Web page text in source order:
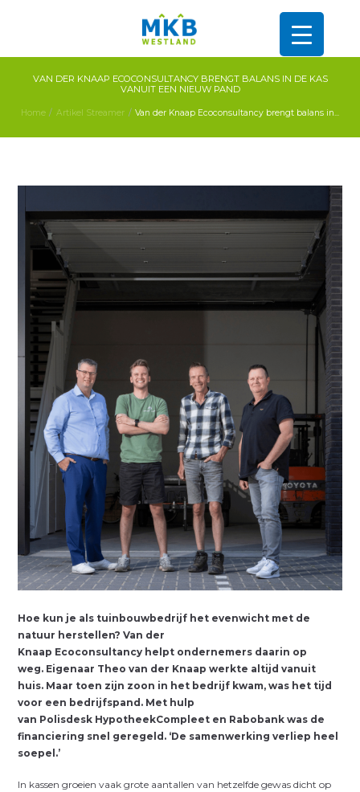
VAN DER KNAAP ECOCONSULTANCY BRENGT BALANS IN DE KAS
VANUIT EEN NIEUW PAND
Home Artikel Streamer Van der Knaap Ecoconsultancy brengt balans in...
Hoe kun je als tuinbouwbedrijf het evenwicht met de
natuur herstellen? Van der
Knaap Ecoconsultancy helpt ondernemers daarin op
weg. Eigenaar Theo van der Knaap werkte altijd vanuit
huis. Maar toen zijn zoon in het bedrijf kwam, was het tijd
voor een bedrijfspand. Met hulp
van Polisdesk HypotheekCompleet en Rabobank was de
financiering snel geregeld. ‘De samenwerking verliep heel
soepel.’
In kassen groeien vaak grote aantallen van hetzelfde gewas dicht op